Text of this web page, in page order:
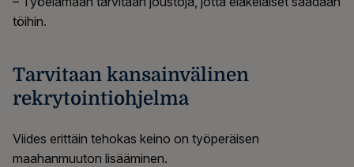
töihin.
Tarvitaan kansainvälinen
rekrytointiohjelma
Viides erittäin tehokas keino on työperäisen
maahanmuuton lisääminen.